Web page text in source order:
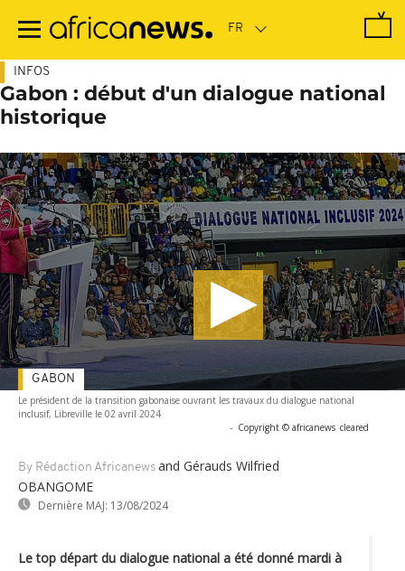
contenu
INFOS
Gabon : début d'un dialogue national
historique
Le président de la transition gabonaise ouvrant les travaux du dialogue national
inclusif, Libreville le 02 avril 2024
- Copyright © africanews cleared
By Rédaction Africanews and Gérauds Wilfried
OBANGOME
Dernière MAJ: 13/08/2024
GABON
Le top départ du dialogue national a été donné mardi à